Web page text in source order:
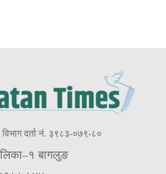
दर्ता नं. ३९८३-०७९-८०
बागलुङ